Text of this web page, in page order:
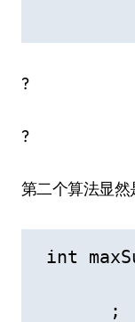
?
?
第二个算法显然
int
       ;